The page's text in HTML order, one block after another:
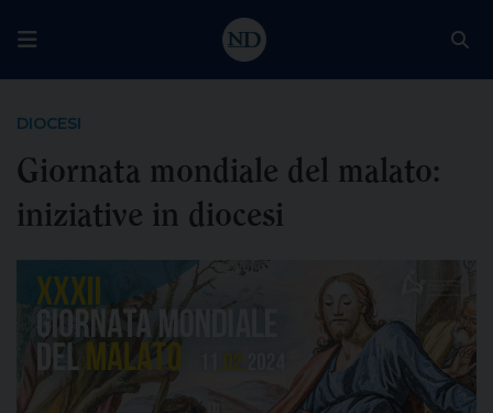
DIOCESI
Giornata mondiale del malato:
iniziative in diocesi